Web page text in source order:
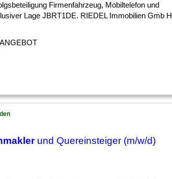
Firmenfahrzeug, Mobiltelefon und
Lage JBRT1DE. RIEDEL Immobilien Gmb H
und Quereinsteiger (m/w/d)